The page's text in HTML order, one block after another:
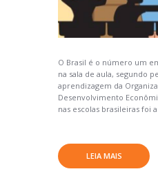
O Brasil é o número um
na sala de aula, segundo
aprendizagem da
Desenvolvimento
nas escolas brasileiras foi
LEIA MAIS